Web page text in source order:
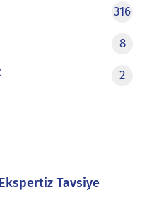
316
8
2
Tavsiye